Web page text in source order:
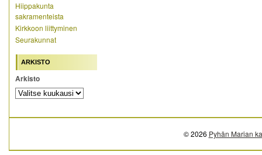
Hiippakunta
sakramenteista
Kirkkoon liittyminen
Seurakunnat
ARKISTO
Arkisto
© 2026 Pyhän Marian